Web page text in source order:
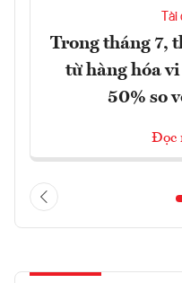
Trong tháng 7,
từ hàng hóa
50% so
Đọc